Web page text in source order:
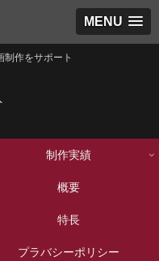
MENU
制作をサポート
制作実績
概要
特長
プラバシーポリシー